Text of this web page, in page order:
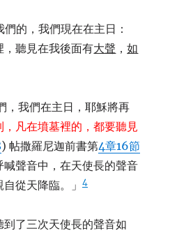
的，我們現在在主日：
，聽見在我後面有大聲 ，如
，我們在主日，耶穌將再
，凡在墳墓裡的，都要聽見
) 帖撒羅尼迦前書第4章16節
聲音中，在天使長的聲音
自從天降臨。」4
了三次天使長的聲音如